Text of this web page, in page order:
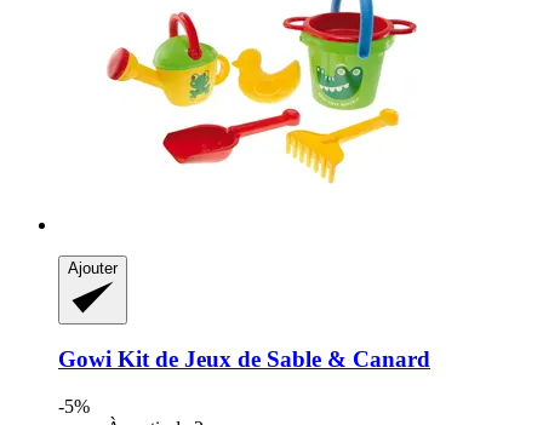
Ajouter
Gowi Kit de Jeux de Sable & Canard
-5%